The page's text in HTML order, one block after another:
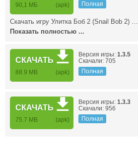
90,1 МБ (apk)
Полная
Скачать игру Улитка Боб 2 (Snail Bob 2) …
Показать полностью ...
СКАЧАТЬ
88.9 MB (apk)
Версия игры: 1.3.5
Скачали: 705
Полная
СКАЧАТЬ
75.7 MB (apk)
Версия игры: 1.3.3
Скачали: 956
Полная